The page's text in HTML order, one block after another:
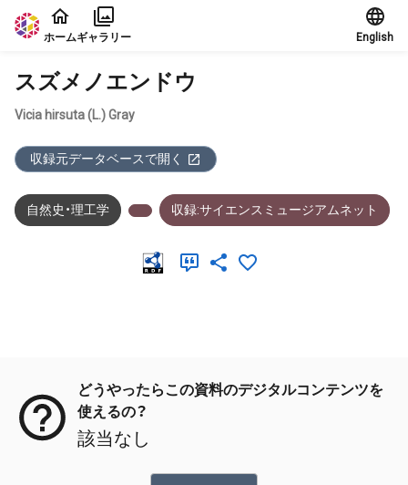
本文に飛ぶ
ホームギャラリー English
スズメノエンドウ
Vicia hirsuta (L.) Gray
収録元データベースで開く
自然史・理工学 収録:サイエンスミュージアムネット
どうやったらこの資料のデジタルコンテンツを
使えるの？
該当なし